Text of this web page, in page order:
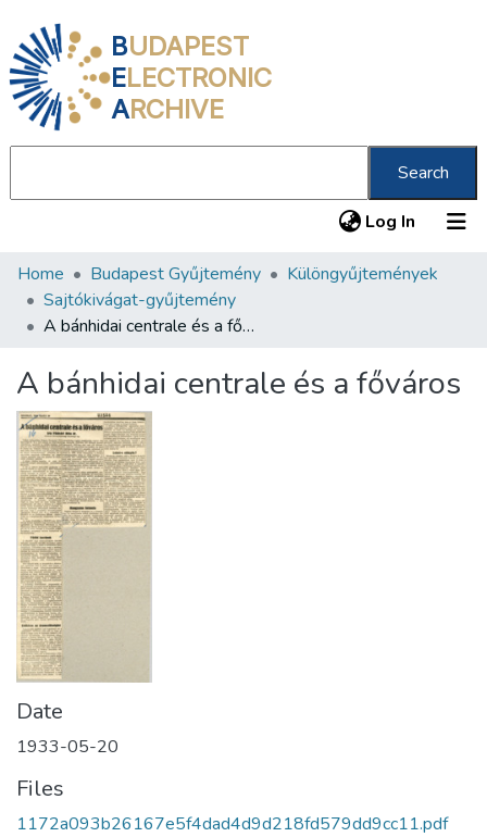
BUDAPEST
ELECTRONIC
ARCHIVE
Search
Log In (current)
Communities & Collections
All of DSpace
About us
Home Budapest Gyűjtemény
Különgyűjtemények
Sajtókivágat-gyűjtemény
A bánhidai centrale és a főváros
A bánhidai centrale és a főváros
Date
1933-05-20
Files
1172a093b26167e5f4dad4d9d218fd579dd9cc11.pdf